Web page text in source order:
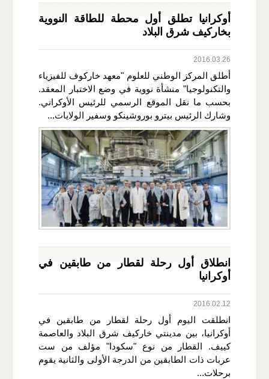
أوكرانيا تطلق أول محطة للطاقة النووية
بخاركيف شرق البلاد
2016.03.26
أطلق المركز الوطني للعلوم "معهد خاركوف للفيزياء
والتكنولوجيا" منشأة نووية في وضع الاختبار المعقد.
بحسب ما نقل الموقع الرسمي للرئيس الأوكراني.
وشارك الرئيس بيترو بوروشينكو وسفير الولايات...
انطلاق أول رحلة لقطار من طابقين في
أوكرانيا
2016.02.12
انطلقت اليوم أول رحلة لقطار من طابقين في
أوكرانيا، بين مدينتي خاركيف شرق البلاد والعاصمة
كييف. القطار من نوع "سكودا" مؤلف من ست
عربات ذات الطابقين من الدرجة الأولى والثانية يقوم
برحلات...